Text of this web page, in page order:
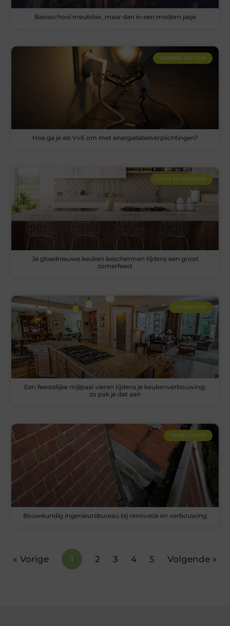
Basisschool meubilair, maar dan in een modern jasje
WONING EN TUIN
Hoe ga je als VvE om met energielabelverplichtingen?
ETEN EN DRINKEN
Je gloednieuwe keuken beschermen tijdens een groot
zomerfeest
WONINGEN
Een feestelijke mijlpaal vieren tijdens je keukenverbouwing:
zo pak je dat aan
VERBOUWEN
Bouwkundig ingenieursbureau bij renovatie en verbouwing
« Vorige 1 2 3 4 5 Volgende »